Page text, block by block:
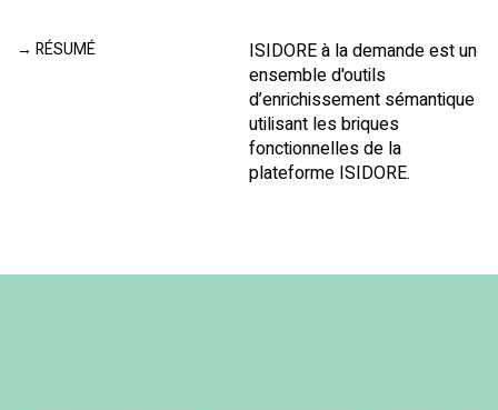
RÉSUMÉ
ISIDORE à la demande est un
ensemble d'outils
d’enrichissement sémantique
utilisant les briques
fonctionnelles de la
plateforme ISIDORE.